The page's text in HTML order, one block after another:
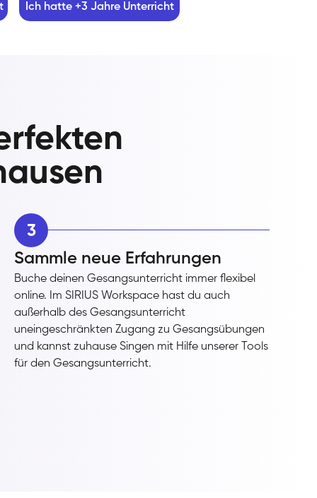
Ich hatte +3 Jahre Unterricht
3
Sammle neue Erfahrungen
Buche deinen Gesangsunterricht immer flexibel
online. Im SIRIUS Workspace hast du auch
außerhalb des Gesangsunterricht
uneingeschränkten Zugang zu Gesangsübungen
und kannst zuhause Singen mit Hilfe unserer Tools
für den Gesangsunterricht.